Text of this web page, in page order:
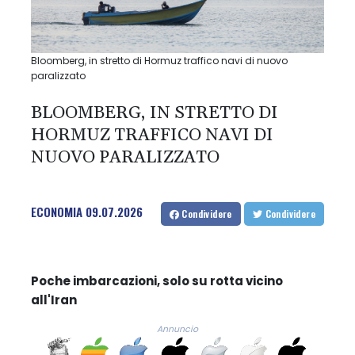
Bloomberg, in stretto di Hormuz traffico navi di nuovo
paralizzato
BLOOMBERG, IN STRETTO DI
HORMUZ TRAFFICO NAVI DI
NUOVO PARALIZZATO
ECONOMIA 09.07.2026 Condividere Condividere
Poche imbarcazioni, solo su rotta vicino
all'Iran
Annuncio